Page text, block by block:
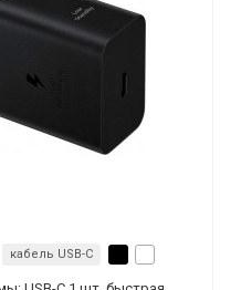
кабель USB-C